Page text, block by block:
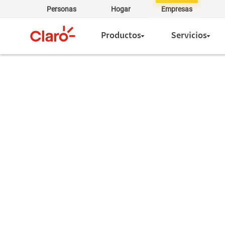
Personas Hogar Empresas
Productos Servicios